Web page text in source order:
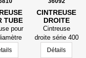
TUBE
ET
pour
10mm
CINTREUSE
DROITE
SÉRIE 400
MODÈLE 408
½
Cintreuse
droite série 400
modèle 408 ½
Détails